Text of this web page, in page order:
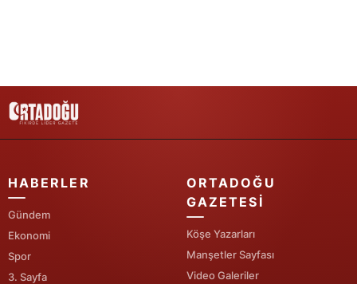
Ordu
Samsun
Siirt
Sinop
HABERLER
Gündem
Ekonomi
Spor
3. Sayfa
ORTADOĞU
GAZETESI
Köşe Yazarları
Manşetler Sayfası
Video Galeriler